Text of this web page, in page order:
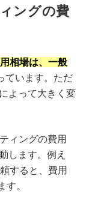
ングの費
相場は、一般
ています。ただ
よって大きく変
ィングの費用
します。例え
すると、費用
す。